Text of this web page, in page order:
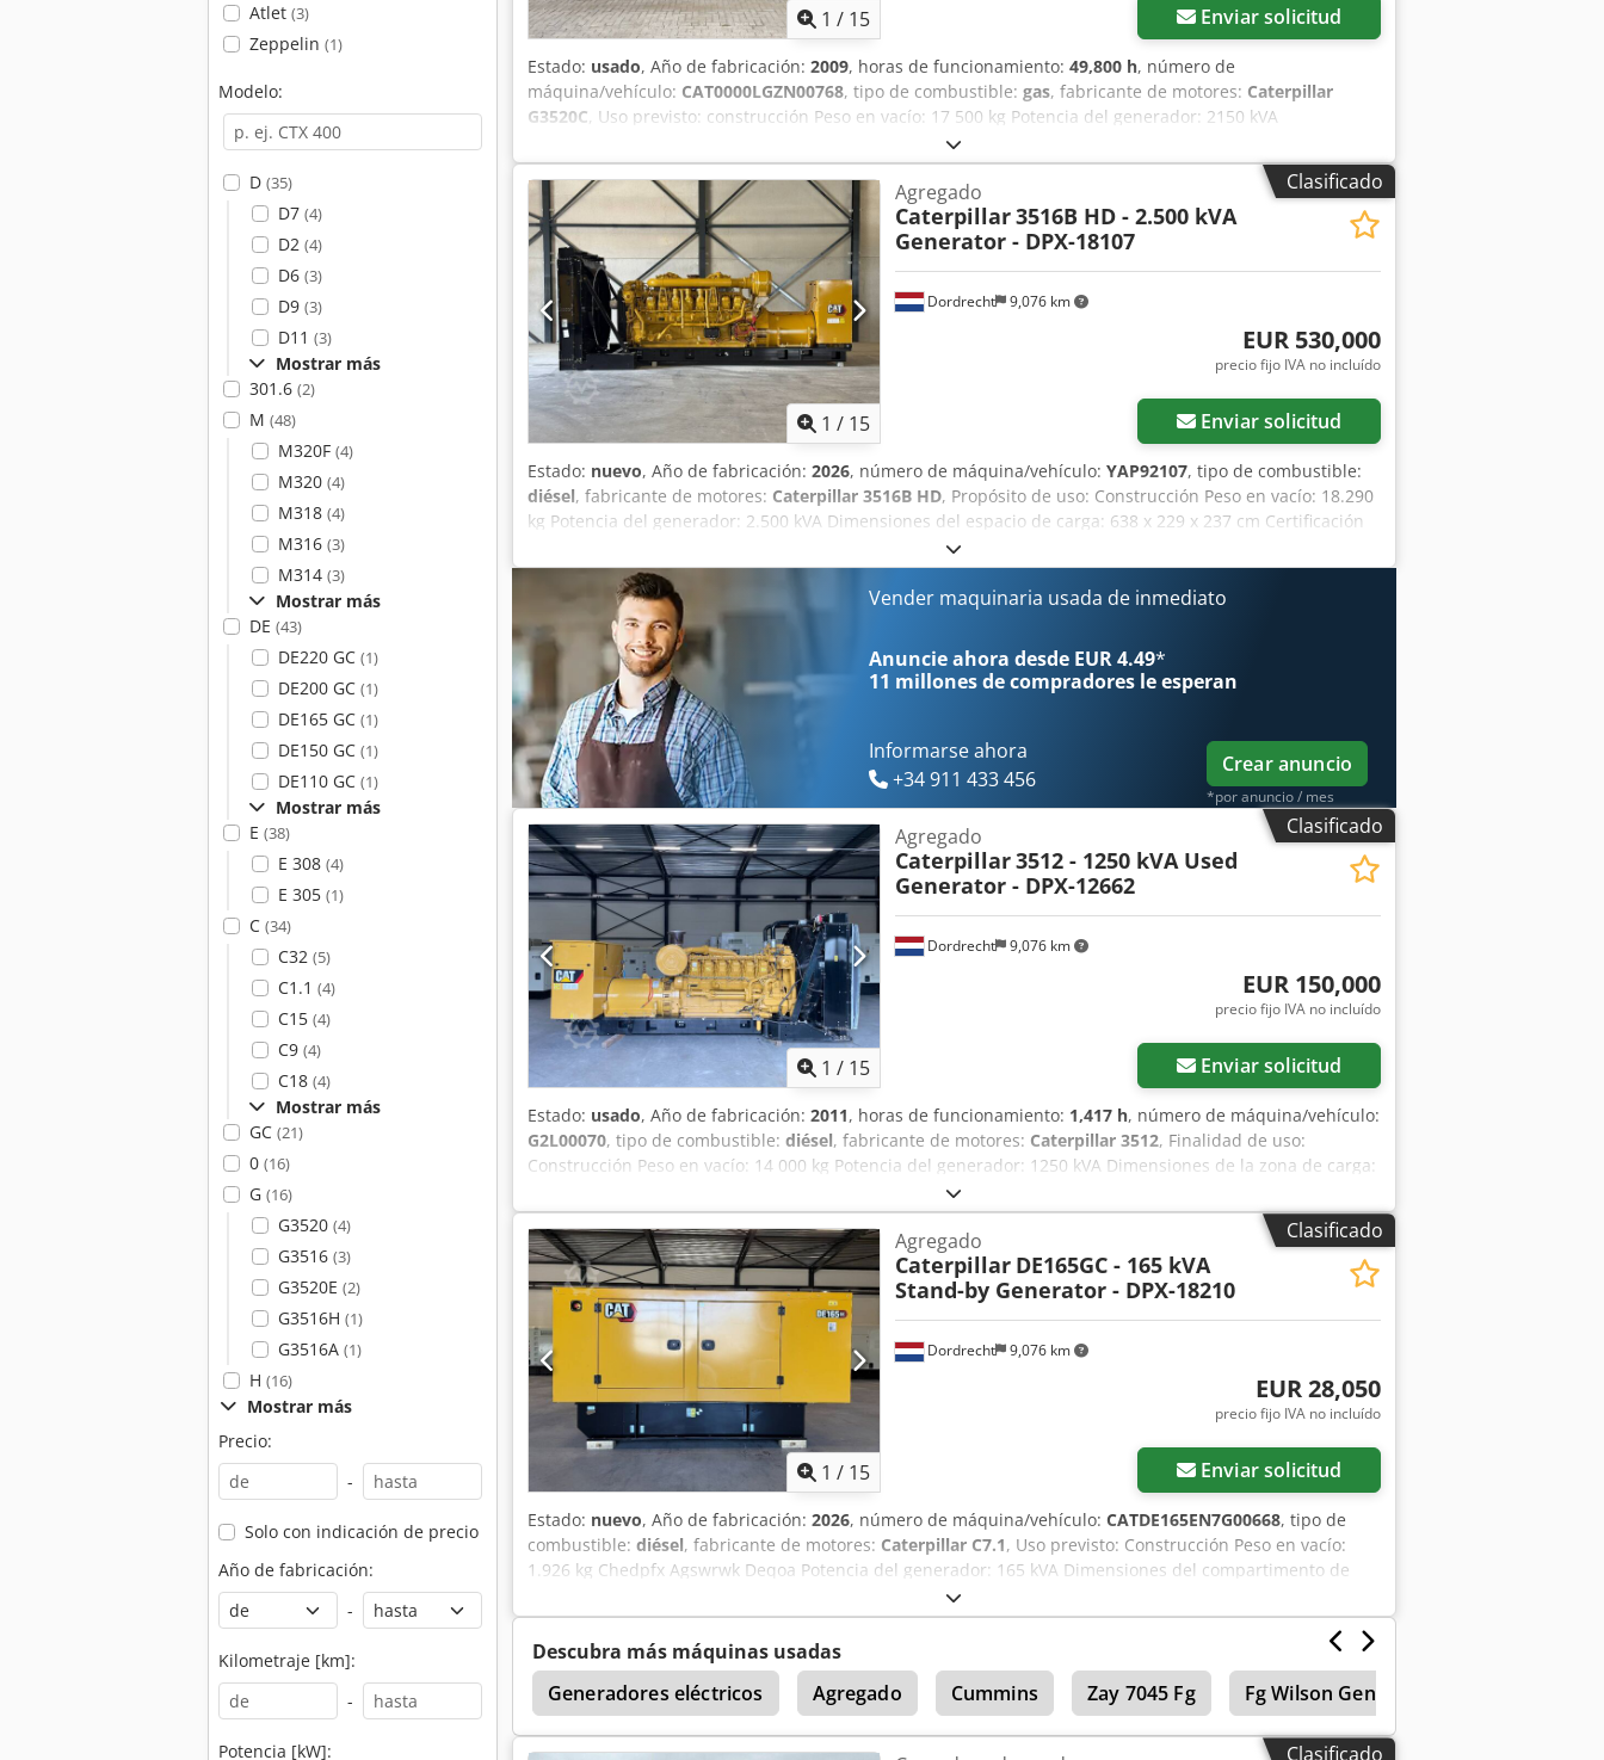
Atlet (3)
Zeppelin (1)
Modelo:
D (35)
D7 (4)
D2 (4)
D6 (3)
D9 (3)
D11 (3)
Mostrar más
301.6 (2)
M (48)
M320F (4)
M320 (4)
M318 (4)
M316 (3)
M314 (3)
Mostrar más
DE (43)
DE220 GC (1)
DE200 GC (1)
DE165 GC (1)
DE150 GC (1)
DE110 GC (1)
Mostrar más
E (38)
E 308 (4)
E 305 (1)
C (34)
C32 (5)
C1.1 (4)
C15 (4)
C9 (4)
C18 (4)
Mostrar más
GC (21)
0 (16)
G (16)
G3520 (4)
G3516 (3)
G3520E (2)
G3516H (1)
G3516A (1)
H (16)
Mostrar más
Precio:
-
Solo con indicación de precio
Año de fabricación:
-
Kilometraje [km]:
-
Potencia [kW]:
1 / 15 Enviar solicitud
Estado: usado, Año de fabricación: 2009, horas de funcionamiento: 49,800 h, número de
máquina/vehículo: CAT0000LGZN00768, tipo de combustible: gas, fabricante de motores: Caterpillar
G3520C, Uso previsto: construcción Peso en vacío: 17 500 kg Potencia del generador: 2150 kVA
Dimensiones de la zona de carga: 7 x 2 x 27 cm Póngase en contacto con el equipo de DPX para obtener
más información. Csdpfxezpdn Io Agqjha = Opciones y accesorios adicionales = - Panel de control
Clasificado
1 / 15
Dordrecht 9,076 km
Agregado
Caterpillar3516B HD - 2.500 kVA
Generator - DPX-18107
EUR 530,000
precio fijo IVA no incluído
Enviar solicitud
Estado: nuevo, Año de fabricación: 2026, número de máquina/vehículo: YAP92107, tipo de combustible:
diésel, fabricante de motores: Caterpillar 3516B HD, Propósito de uso: Construcción Peso en vacío: 18.290
kg Potencia del generador: 2.500 kVA Dimensiones del espacio de carga: 638 x 229 x 237 cm Certificación
CE: sí Póngase en contacto con el equipo de DPX para obtener más información. Cedpfoy R I D Sox Agqsha
= Opciones y accesorios adicionales = - Panel de control
Vender maquinaria usada de inmediato
Anuncie ahora desde EUR 4.49*
11 millones de compradores le esperan
Informarse ahora
+34 911 433 456
Crear anuncio
*por anuncio / mes
Clasificado
1 / 15
Dordrecht 9,076 km
Agregado
Caterpillar3512 - 1250 kVA Used
Generator - DPX-12662
EUR 150,000
precio fijo IVA no incluído
Enviar solicitud
Estado: usado, Año de fabricación: 2011, horas de funcionamiento: 1,417 h, número de máquina/vehículo:
G2L00070, tipo de combustible: diésel, fabricante de motores: Caterpillar 3512, Finalidad de uso:
Construcción Peso en vacío: 14 000 kg Potencia del generador: 1250 kVA Dimensiones de la zona de carga:
565 x 220 x 230 cm País de fabricación: EE. UU. Póngase en contacto con el equipo de DPX para obtener
más información. = Opciones y accesorios adicionales = Chjdpfx Aezn Erljgqja - Panel de control
Clasificado
1 / 15
Dordrecht 9,076 km
Agregado
Caterpillar DE165GC - 165 kVA
Stand-by Generator - DPX-18210
EUR 28,050
precio fijo IVA no incluído
Enviar solicitud
Estado: nuevo, Año de fabricación: 2026, número de máquina/vehículo: CATDE165EN7G00668, tipo de
combustible: diésel, fabricante de motores: Caterpillar C7.1, Uso previsto: Construcción Peso en vacío:
1.926 kg Chedpfx Agswrwk Deqoa Potencia del generador: 165 kVA Dimensiones del compartimento de
carga: 334 x 117 x 175 cm Marcado CE: sí Volumen del depósito de agua: 325 l Póngase en contacto con el
equipo de DPX para más información. = Otras opciones y accesorios = - Batería - Panel de control - Techo
de acero - Depósito
Descubra más máquinas usadas
Generadores eléctricos
Agregado Cummins Zay 7045 Fg Fg Wilson Generadores
Alquiler De Cargador De Rueda
Clasificado